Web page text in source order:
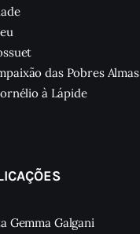
das Pobres Almas
à Lápide
Gemma Galgani